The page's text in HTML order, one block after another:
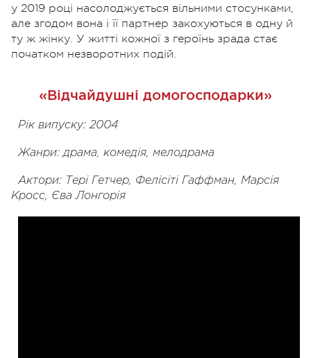
у 2019 році насолоджується вільними стосунками,
але згодом вона і її партнер закохуються в одну й
ту ж жінку. У житті кожної з героїнь зрада стає
початком незворотних подій.
«Відчайдушні домогосподарки»
Рік випуску: 2004
Жанри: драма, комедія, мелодрама
Актори: Тері Гетчер, Фелісіті Гаффман, Марсія
Кросс, Єва Лонгорія